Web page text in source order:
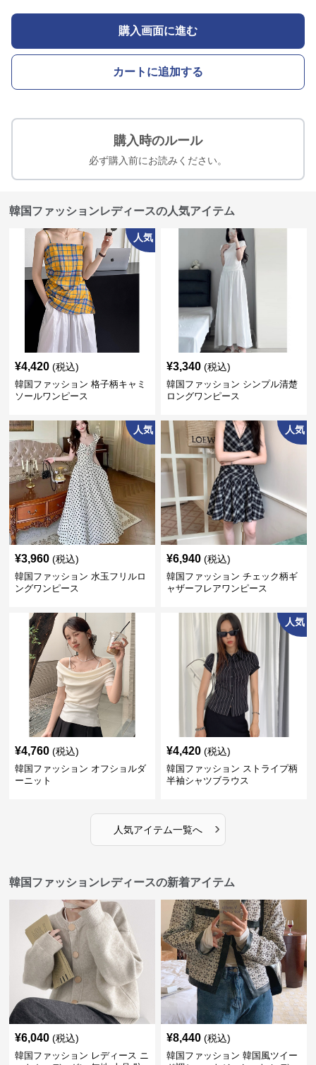
購入画面に進む
カートに追加する
購入時のルール
必ず購入前にお読みください。
韓国ファッションレディースの人気アイテム
人気
¥4,420 (税込)
韓国ファッション 格子柄キャミ
ソールワンピース
¥3,340 (税込)
韓国ファッション シンプル清楚
ロングワンピース
人気
¥3,960 (税込)
韓国ファッション 水玉フリルロ
ングワンピース
人気
¥6,940 (税込)
韓国ファッション チェック柄ギ
ャザーフレアワンピース
¥4,760 (税込)
韓国ファッション オフショルダ
ーニット
人気
¥4,420 (税込)
韓国ファッション ストライプ柄
半袖シャツブラウス
人気アイテム一覧へ ›
韓国ファッションレディースの新着アイテム
¥6,040 (税込)
韓国ファッション レディース ニ
¥8,440 (税込)
韓国ファッション 韓国風ツイー